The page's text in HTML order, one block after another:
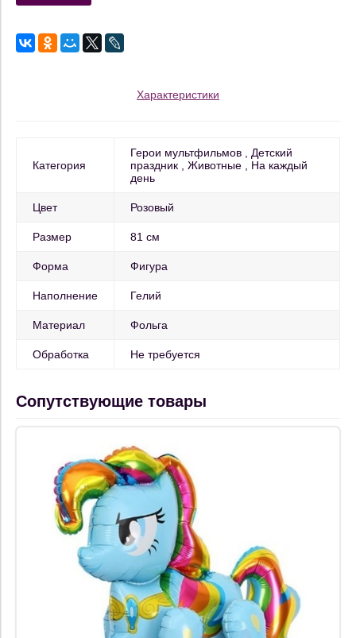
Характеристики
Категория
Герои мультфильмов
Детский
праздник
Животные
На каждый
день
Цвет Розовый
Размер 81 см
Форма Фигура
Наполнение Гелий
Материал Фольга
Обработка Не требуется
Сопутствующие товары